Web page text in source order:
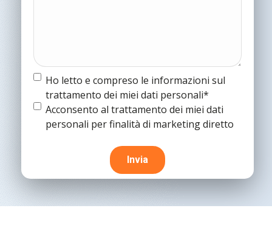
Termine
condizioni(Obbligatorio)
Ho letto e compreso le informazioni sul
trattamento dei miei dati personali*
Termine
condizioni
Acconsento al trattamento dei miei dati
personali per finalità di marketing diretto